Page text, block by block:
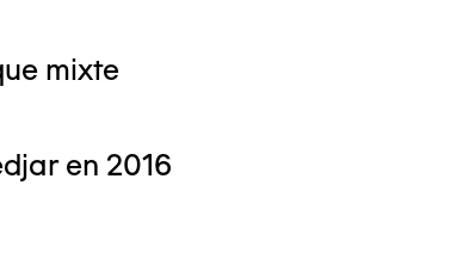
mixte
en 2016